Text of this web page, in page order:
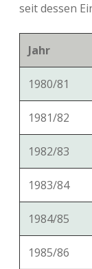
seit dessen
Jahr
1980/81
1981/82
1982/83
1983/84
1984/85
1985/86